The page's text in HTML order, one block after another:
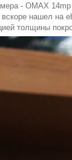
- OMAX
нашел на
толщины